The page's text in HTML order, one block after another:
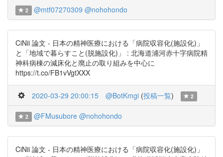
2 @mtf07270309 @nohohondo
CiNii 論文 - 日本の精神医療における「病院収容化(施設化)」
と「地域で暮らすこと(脱施設化)」 : 北海道浦河赤十字病院精
神科病棟の減床化と廃止の取り組みを中心に
https://t.co/FB1vVgtXXX
2020-03-29 20:00:15 @BotKmgi (投稿一覧) 2
2 @FMusubore @nohohondo
CiNii 論文 - 日本の精神医療における「病院収容化(施設化)」